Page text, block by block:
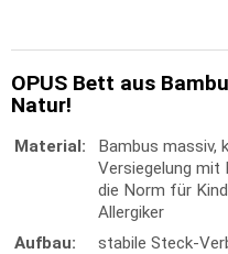
OPUS Bett aus
Natur!
Material:
Bambus massiv,
Versiegelung mit
die Norm für
Allergiker
Aufbau:
stabile Steck-